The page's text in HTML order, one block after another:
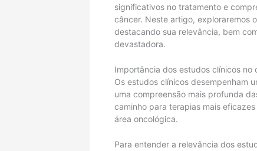
significativos no tratamento e
câncer. Neste artigo, exploraremos
destacando sua relevância, bem
devastadora.
Importância dos estudos clínicos no
Os estudos clínicos desempenham
uma compreensão mais profunda
caminho para terapias mais
área oncológica.
Para entender a relevância dos